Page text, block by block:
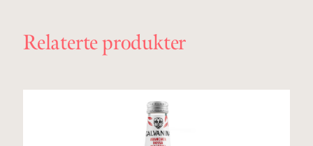
Relaterte produkter